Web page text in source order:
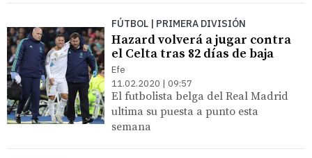
FÚTBOL | PRIMERA DIVISIÓN
Hazard volverá a jugar contra
el Celta tras 82 días de baja
Efe
11.02.2020 | 09:57
El futbolista belga del Real Madrid
ultima su puesta a punto esta
semana